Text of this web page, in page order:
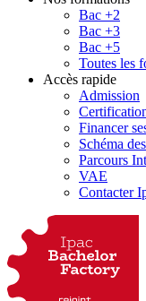
Bac +2
Bac +3
Bac +5
Toutes les
Accès rapide
Admission
Financer
Schéma
Parcours
VAE
Contacter